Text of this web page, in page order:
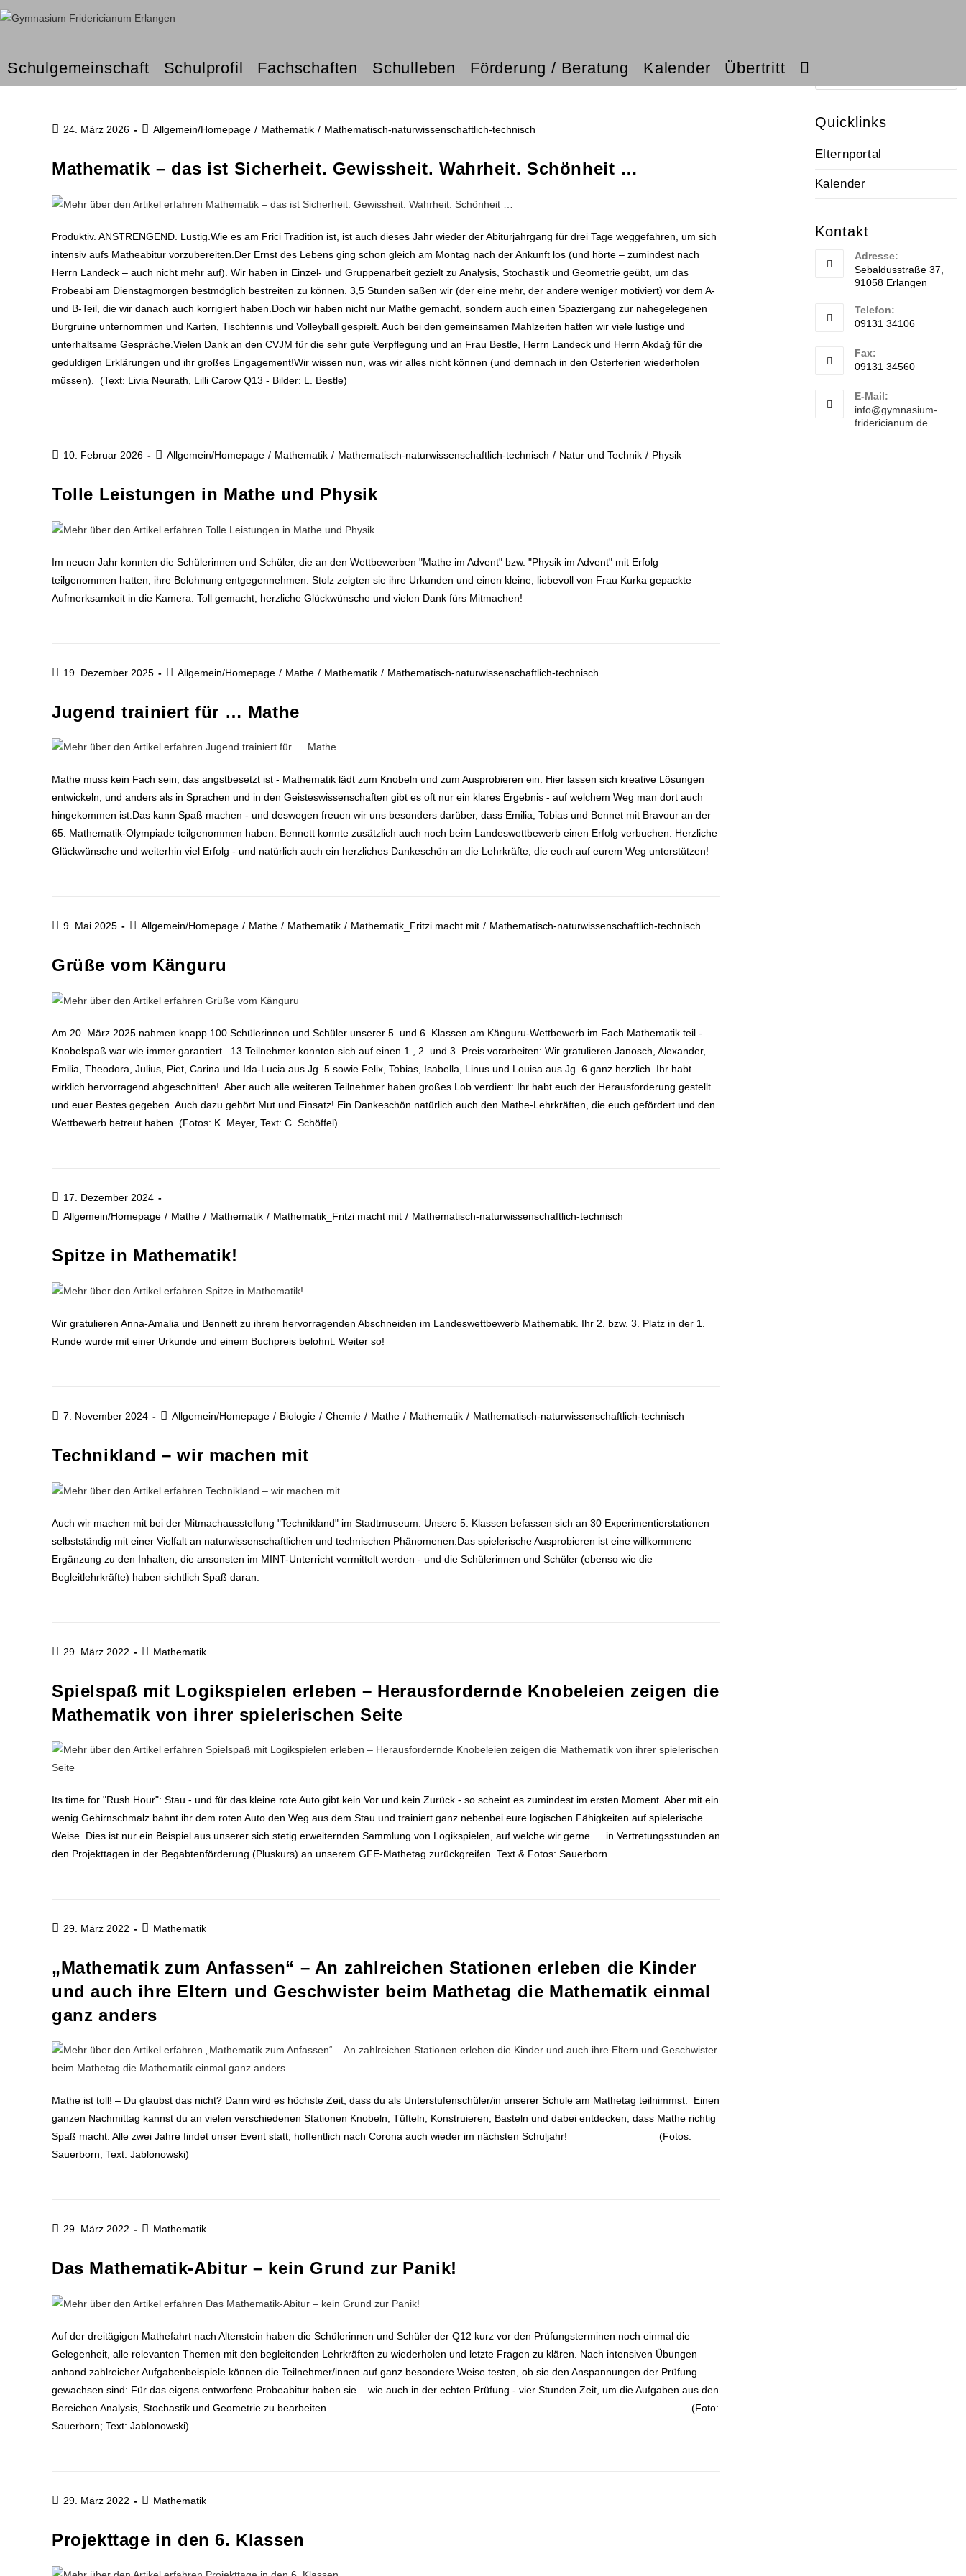
Schulgemeinschaft Schulprofil Fachschaften Schulleben Förderung / Beratung Kalender Übertritt
24. März 2026 Allgemein/Homepage / Mathematik / Mathematisch-naturwissenschaftlich-technisch
Mathematik – das ist Sicherheit. Gewissheit. Wahrheit. Schönheit …
Produktiv. ANSTRENGEND. Lustig.Wie es am Frici Tradition ist, ist auch dieses Jahr wieder der Abiturjahrgang für drei Tage weggefahren, um sich
intensiv aufs Matheabitur vorzubereiten.Der Ernst des Lebens ging schon gleich am Montag nach der Ankunft los (und hörte – zumindest nach
Herrn Landeck – auch nicht mehr auf). Wir haben in Einzel- und Gruppenarbeit gezielt zu Analysis, Stochastik und Geometrie geübt, um das
Probeabi am Dienstagmorgen bestmöglich bestreiten zu können. 3,5 Stunden saßen wir (der eine mehr, der andere weniger motiviert) vor dem A-
und B-Teil, die wir danach auch korrigiert haben.Doch wir haben nicht nur Mathe gemacht, sondern auch einen Spaziergang zur nahegelegenen
Burgruine unternommen und Karten, Tischtennis und Volleyball gespielt. Auch bei den gemeinsamen Mahlzeiten hatten wir viele lustige und
unterhaltsame Gespräche.Vielen Dank an den CVJM für die sehr gute Verpflegung und an Frau Bestle, Herrn Landeck und Herrn Akdağ für die
geduldigen Erklärungen und ihr großes Engagement!Wir wissen nun, was wir alles nicht können (und demnach in den Osterferien wiederholen
müssen). (Text: Livia Neurath, Lilli Carow Q13 - Bilder: L. Bestle)
10. Februar 2026 Allgemein/Homepage / Mathematik / Mathematisch-naturwissenschaftlich-technisch / Natur und Technik / Physik
Tolle Leistungen in Mathe und Physik
Im neuen Jahr konnten die Schülerinnen und Schüler, die an den Wettbewerben "Mathe im Advent" bzw. "Physik im Advent" mit Erfolg
teilgenommen hatten, ihre Belohnung entgegennehmen: Stolz zeigten sie ihre Urkunden und einen kleine, liebevoll von Frau Kurka gepackte
Aufmerksamkeit in die Kamera. Toll gemacht, herzliche Glückwünsche und vielen Dank fürs Mitmachen!
19. Dezember 2025 Allgemein/Homepage / Mathe / Mathematik / Mathematisch-naturwissenschaftlich-technisch
Jugend trainiert für … Mathe
Mathe muss kein Fach sein, das angstbesetzt ist - Mathematik lädt zum Knobeln und zum Ausprobieren ein. Hier lassen sich kreative Lösungen
entwickeln, und anders als in Sprachen und in den Geisteswissenschaften gibt es oft nur ein klares Ergebnis - auf welchem Weg man dort auch
hingekommen ist.Das kann Spaß machen - und deswegen freuen wir uns besonders darüber, dass Emilia, Tobias und Bennet mit Bravour an der
65. Mathematik-Olympiade teilgenommen haben. Bennett konnte zusätzlich auch noch beim Landeswettbewerb einen Erfolg verbuchen. Herzliche
Glückwünsche und weiterhin viel Erfolg - und natürlich auch ein herzliches Dankeschön an die Lehrkräfte, die euch auf eurem Weg unterstützen!
9. Mai 2025 Allgemein/Homepage / Mathe / Mathematik / Mathematik_Fritzi macht mit / Mathematisch-naturwissenschaftlich-technisch
Grüße vom Känguru
Am 20. März 2025 nahmen knapp 100 Schülerinnen und Schüler unserer 5. und 6. Klassen am Känguru-Wettbewerb im Fach Mathematik teil -
Knobelspaß war wie immer garantiert. 13 Teilnehmer konnten sich auf einen 1., 2. und 3. Preis vorarbeiten: Wir gratulieren Janosch, Alexander,
Emilia, Theodora, Julius, Piet, Carina und Ida-Lucia aus Jg. 5 sowie Felix, Tobias, Isabella, Linus und Louisa aus Jg. 6 ganz herzlich. Ihr habt
wirklich hervorragend abgeschnitten! Aber auch alle weiteren Teilnehmer haben großes Lob verdient: Ihr habt euch der Herausforderung gestellt
und euer Bestes gegeben. Auch dazu gehört Mut und Einsatz! Ein Dankeschön natürlich auch den Mathe-Lehrkräften, die euch gefördert und den
Wettbewerb betreut haben. (Fotos: K. Meyer, Text: C. Schöffel)
17. Dezember 2024
Allgemein/Homepage / Mathe / Mathematik / Mathematik_Fritzi macht mit / Mathematisch-naturwissenschaftlich-technisch
Spitze in Mathematik!
Wir gratulieren Anna-Amalia und Bennett zu ihrem hervorragenden Abschneiden im Landeswettbewerb Mathematik. Ihr 2. bzw. 3. Platz in der 1.
Runde wurde mit einer Urkunde und einem Buchpreis belohnt. Weiter so!
7. November 2024 Allgemein/Homepage / Biologie / Chemie / Mathe / Mathematik / Mathematisch-naturwissenschaftlich-technisch
Technikland – wir machen mit
Auch wir machen mit bei der Mitmachausstellung "Technikland" im Stadtmuseum: Unsere 5. Klassen befassen sich an 30 Experimentierstationen
selbstständig mit einer Vielfalt an naturwissenschaftlichen und technischen Phänomenen.Das spielerische Ausprobieren ist eine willkommene
Ergänzung zu den Inhalten, die ansonsten im MINT-Unterricht vermittelt werden - und die Schülerinnen und Schüler (ebenso wie die
Begleitlehrkräfte) haben sichtlich Spaß daran.
29. März 2022 Mathematik
Spielspaß mit Logikspielen erleben – Herausfordernde Knobeleien zeigen die
Mathematik von ihrer spielerischen Seite
Its time for "Rush Hour": Stau - und für das kleine rote Auto gibt kein Vor und kein Zurück - so scheint es zumindest im ersten Moment. Aber mit ein
wenig Gehirnschmalz bahnt ihr dem roten Auto den Weg aus dem Stau und trainiert ganz nebenbei eure logischen Fähigkeiten auf spielerische
Weise. Dies ist nur ein Beispiel aus unserer sich stetig erweiternden Sammlung von Logikspielen, auf welche wir gerne … in Vertretungsstunden an
den Projekttagen in der Begabtenförderung (Pluskurs) an unserem GFE-Mathetag zurückgreifen. Text & Fotos: Sauerborn
29. März 2022 Mathematik
„Mathematik zum Anfassen“ – An zahlreichen Stationen erleben die Kinder
und auch ihre Eltern und Geschwister beim Mathetag die Mathematik einmal
ganz anders
Mathe ist toll! – Du glaubst das nicht? Dann wird es höchste Zeit, dass du als Unterstufenschüler/in unserer Schule am Mathetag teilnimmst. Einen
ganzen Nachmittag kannst du an vielen verschiedenen Stationen Knobeln, Tüfteln, Konstruieren, Basteln und dabei entdecken, dass Mathe richtig
Spaß macht. Alle zwei Jahre findet unser Event statt, hoffentlich nach Corona auch wieder im nächsten Schuljahr! (Fotos:
Sauerborn, Text: Jablonowski)
29. März 2022 Mathematik
Das Mathematik-Abitur – kein Grund zur Panik!
Auf der dreitägigen Mathefahrt nach Altenstein haben die Schülerinnen und Schüler der Q12 kurz vor den Prüfungsterminen noch einmal die
Gelegenheit, alle relevanten Themen mit den begleitenden Lehrkräften zu wiederholen und letzte Fragen zu klären. Nach intensiven Übungen
anhand zahlreicher Aufgabenbeispiele können die Teilnehmer/innen auf ganz besondere Weise testen, ob sie den Anspannungen der Prüfung
gewachsen sind: Für das eigens entworfene Probeabitur haben sie – wie auch in der echten Prüfung - vier Stunden Zeit, um die Aufgaben aus den
Bereichen Analysis, Stochastik und Geometrie zu bearbeiten. (Foto:
Sauerborn; Text: Jablonowski)
29. März 2022 Mathematik
Projekttage in den 6. Klassen
Quicklinks
Elternportal
Kalender
Kontakt
Adresse:
Sebaldusstraße 37,
91058 Erlangen
Telefon:
09131 34106
Fax:
09131 34560
E-Mail:
info@gymnasium-
fridericianum.de